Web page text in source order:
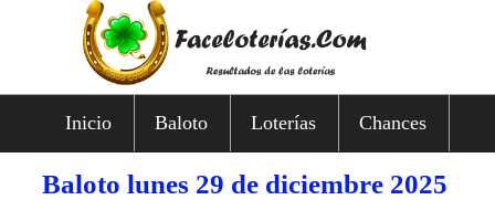
Inicio Baloto Loterías Chances
Baloto lunes 29 de diciembre 2025